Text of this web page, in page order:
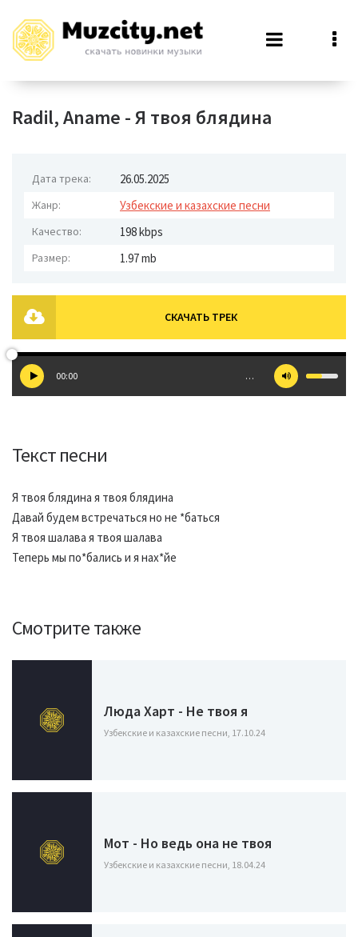
Radil, Aname - Я твоя блядина
Дата трека: 26.05.2025
Жанр: Узбекские и казахские песни
Качество: 198 kbps
Размер: 1.97 mb
СКАЧАТЬ ТРЕК
00:00 …
Текст песни
Я твоя блядина я твоя блядина
Давай будем встречаться но не *баться
Я твоя шалава я твоя шалава
Теперь мы по*бались и я нах*йе
Смотрите также
Люда Харт - Не твоя я
Узбекские и казахские песни, 17.10.24
Мот - Но ведь она не твоя
Узбекские и казахские песни, 18.04.24